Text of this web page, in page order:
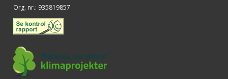
Org. nr.: 935819857